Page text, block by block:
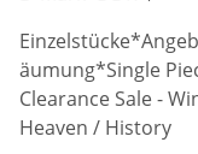
äumung*Single
Clearance Sale -
Heaven / History